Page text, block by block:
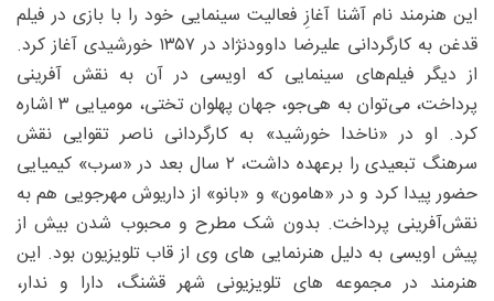
این هنرمند نام آشنا آغازِ فعالیت سینمایی‌ خود را با بازی در فیلم
قدغن به کارگردانی علیرضا داوودنژاد در ۱۳۵۷ خورشیدی آغاز کرد.
از دیگر فیلم‌های سینمایی که اویسی در آن به نقش آفرینی
پرداخت، می‌توان به هی‌جو، جهان پهلوان تختی، مومیایی ۳ اشاره
کرد. او در «ناخدا خورشید» به کارگردانی ناصر تقوایی نقش
سرهنگ تبعیدی را برعهده داشت، ۲ سال بعد در «سرب» کیمیایی
حضور پیدا کرد و در «هامون» و «بانو» از داریوش مهرجویی هم به
نقش‌آفرینی پرداخت. بدون شک مطرح و محبوب شدن بیش از
پیش اویسی به دلیل هنرنمایی های وی از قاب تلویزیون بود. این
هنرمند در مجموعه های تلویزیونی شهر قشنگ، دارا و ندار،